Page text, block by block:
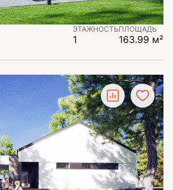
ЭТАЖНОСТЬ
1
ПЛОЩАДЬ
163.99 м²